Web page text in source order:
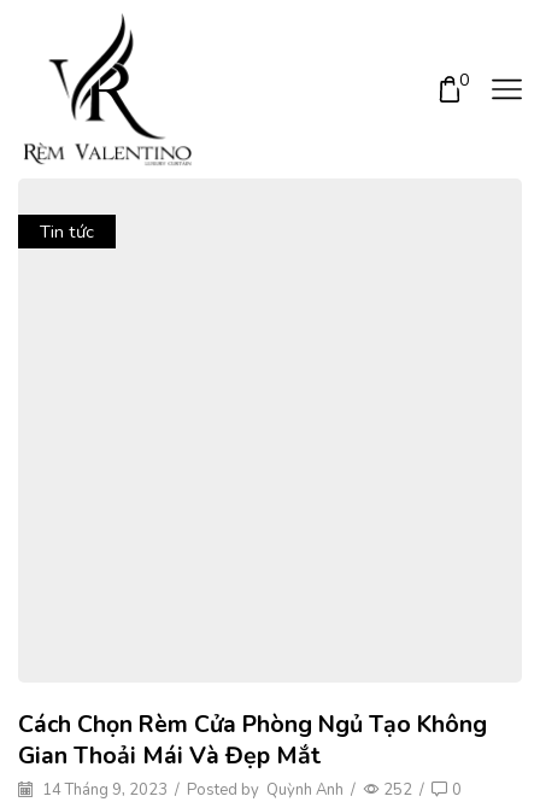
0
Tin tức
Cách Chọn Rèm Cửa Phòng Ngủ Tạo Không
Gian Thoải Mái Và Đẹp Mắt
14 Tháng 9, 2023 / Posted by Quỳnh Anh / 252 / 0